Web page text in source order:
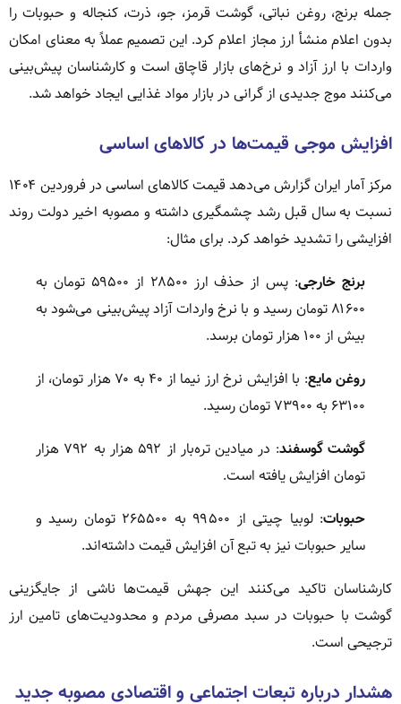
جمله برنج، روغن نباتی، گوشت قرمز، جو، ذرت، کنجاله و حبوبات را
بدون اعلام منشأ ارز مجاز اعلام کرد. این تصمیم عملاً به معنای امکان
واردات با ارز آزاد و نرخ‌های بازار قاچاق است و کارشناسان پیش‌بینی
می‌کنند موج جدیدی از گرانی در بازار مواد غذایی ایجاد خواهد شد.
افزایش موجی قیمت‌ها در کالاهای اساسی
مرکز آمار ایران گزارش می‌دهد قیمت کالاهای اساسی در فروردین ۱۴۰۴
نسبت به سال قبل رشد چشمگیری داشته و مصوبه اخیر دولت روند
افزایشی را تشدید خواهد کرد. برای مثال:
برنج خارجی
: پس از حذف ارز ۲۸۵۰۰ از ۵۹۵۰۰ تومان به
۸۱۶۰۰ تومان رسید و با نرخ واردات آزاد پیش‌بینی می‌شود به
بیش از ۱۰۰ هزار تومان برسد.
روغن مایع
: با افزایش نرخ ارز نیما از ۴۰ به ۷۰ هزار تومان، از
۶۳۱۰۰ به ۷۳۹۰۰ تومان رسید.
گوشت گوسفند
: در میادین تره‌بار از ۵۹۲ هزار به ۷۹۲ هزار
تومان افزایش یافته است.
حبوبات
: لوبیا چیتی از ۹۹۵۰۰ به ۲۶۵۵۰۰ تومان رسید و
سایر حبوبات نیز به تبع آن افزایش قیمت داشته‌اند.
کارشناسان تاکید می‌کنند این جهش قیمت‌ها ناشی از جایگزینی
گوشت با حبوبات در سبد مصرفی مردم و محدودیت‌های تامین ارز
ترجیحی است.
هشدار درباره تبعات اجتماعی و اقتصادی مصوبه جدید